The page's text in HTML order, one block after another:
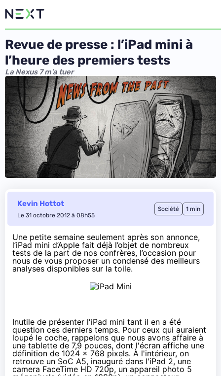
Revue de presse : l’iPad mini à
l’heure des premiers tests
La Nexus 7 m'a tuer
Kevin Hottot
Le 31 octobre 2012 à 08h55
Société 1 min
Une petite semaine seulement après son annonce,
l’iPad mini d’Apple fait déjà l’objet de nombreux
tests de la part de nos confrères, l’occasion pour
nous de vous proposer un condensé des meilleurs
analyses disponibles sur la toile.
Inutile de présenter l'iPad mini tant il en a été
question ces derniers temps. Pour ceux qui auraient
loupé le coche, rappelons que nous avons affaire à
une tablette de 7,9 pouces, dont l'écran affiche une
définition de 1024 x 768 pixels. À l'intérieur, on
retrouve un SoC A5, inauguré dans l'iPad 2, une
camera FaceTime HD 720p, un appareil photo 5